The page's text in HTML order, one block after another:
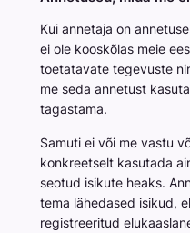
Kui annetaja on
ei ole kooskõlas meie
toetatavate tegevuste
me seda annetust
tagastama.
Samuti ei või me vastu
konkreetselt kasutada
seotud isikute heaks.
tema lähedased isikud,
registreeritud